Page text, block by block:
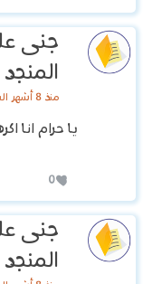
جنى
منذ 8 أشهر الساعة 17:29
يا حرام انا
0
جنى